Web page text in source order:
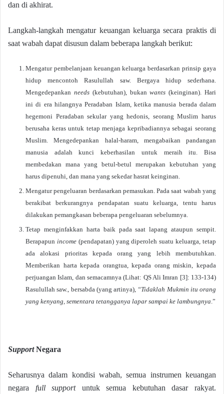
dan di akhirat.
Langkah-langkah mengatur keuangan keluarga secara praktis di
saat wabah dapat disusun dalam beberapa langkah berikut:
Mengatur pembelanjaan keuangan keluarga berdasarkan prinsip gaya
hidup mencontoh Rasulullah saw. Bergaya hidup sederhana.
Mengedepankan needs(kebutuhan), bukanwants (keinginan). Hari
ini di era hilangnya Peradaban Islam, ketika manusia berada dalam
hegemoni Peradaban sekular yang hedonis, seorang Muslim harus
berusaha keras untuk tetap menjaga kepribadiannya sebagai seorang
Muslim. Mengedepankan halal-haram, mengabaikan pandangan
manusia adalah kunci keberhasilan untuk meraih itu. Bisa
membedakan mana yang betul-betul merupakan kebutuhan yang
harus dipenuhi, dan mana yang sekedar hasrat keinginan.
Mengatur pengeluaran berdasarkan pemasukan. Pada saat wabah yang
berakibat berkurangnya pendapatan suatu keluarga, tentu harus
dilakukan pemangkasan beberapa pengeluaran sebelumnya.
Tetap menginfakkan harta baik pada saat lapang ataupun sempit.
Berapapun income(pendapatan) yang diperoleh suatu keluarga, tetap
ada alokasi prioritas kepada orang yang lebih membutuhkan.
Memberikan harta kepada orangtua, kepada orang miskin, kepada
perjuangan Islam, dan semacamnya (Lihat: QS Ali Imran [3]: 133-134)
Rasulullah saw., bersabda (yang artinya), “Tidaklah Mukmin itu orang
yang kenyang, sementara tetangganya lapar sampai ke lambungnya .”
SupportNegara
Seharusnya dalam kondisi wabah, semua instrumen keuangan
negara full supportuntuk semua kebutuhan dasar rakyat.